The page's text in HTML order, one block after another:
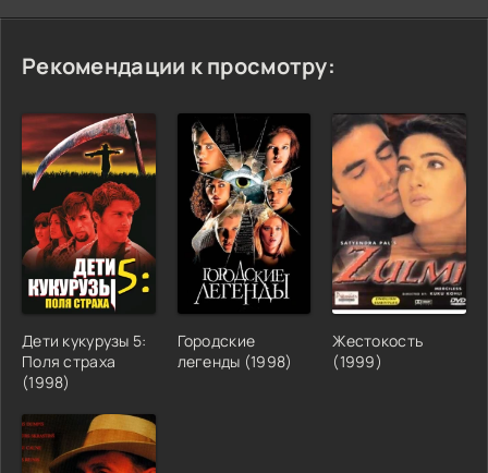
Рекомендации к просмотру:
Дети кукурузы 5:
Поля страха
(1998)
Городские
легенды (1998)
Жестокость
(1999)